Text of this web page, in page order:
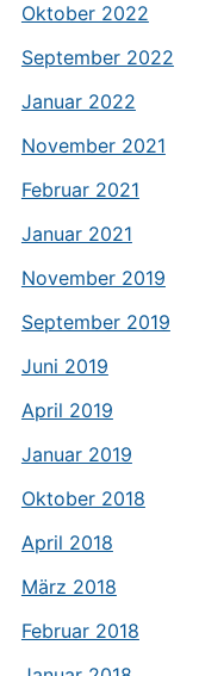
Oktober 2022
September 2022
Januar 2022
November 2021
Februar 2021
Januar 2021
November 2019
September 2019
Juni 2019
April 2019
Januar 2019
Oktober 2018
April 2018
März 2018
Februar 2018